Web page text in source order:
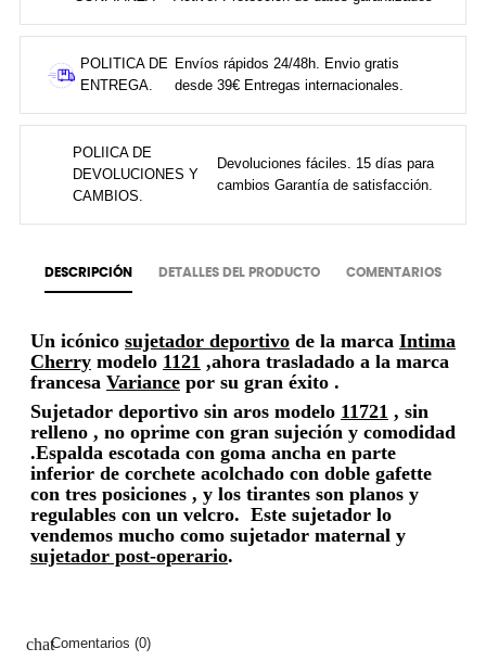
POLITICA DE
ENTREGA.
Envíos rápidos 24/48h. Envio gratis
desde 39€ Entregas internacionales.
POLIICA DE
DEVOLUCIONES Y
CAMBIOS.
Devoluciones fáciles. 15 días para
cambios Garantía de satisfacción.
DESCRIPCIÓN DETALLES DEL PRODUCTO COMENTARIOS
Un icónico sujetador deportivo de la marca Intima
Cherry modelo 1121 ,ahora trasladado a la marca
francesa Variance por su gran éxito .
Sujetador deportivo sin aros modelo 11721 , sin
relleno , no oprime con gran sujeción y comodidad
.Espalda escotada con goma ancha en parte
inferior de corchete acolchado con doble gafette
con tres posiciones , y los tirantes son planos y
regulables con un velcro. Este sujetador lo
vendemos mucho como sujetador maternal y
sujetador post-operario.
chatComentarios (0)